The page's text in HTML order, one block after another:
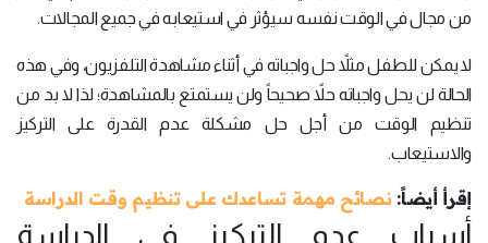
من مجال في الوقت نفسه سيؤثر في استيعابه في جميع المجالات.
لا يمكن للطفل مثلاً حل واجباته في أثناء مشاهدة التلفزيون، وفي هذه
الحالة لن يحل واجباته حلاً صحيحاً ولن يستمتع بالمشاهدة؛ لذا لا بد من
تنظيم الوقت من أجل حل مشكلة عدم القدرة على التركيز
والاستيعاب.
إقرأ أيضاً: نصائح مهمة تساعدك على تنظيم وقت الدراسة
أسباب عدم التركيز في الدراسة